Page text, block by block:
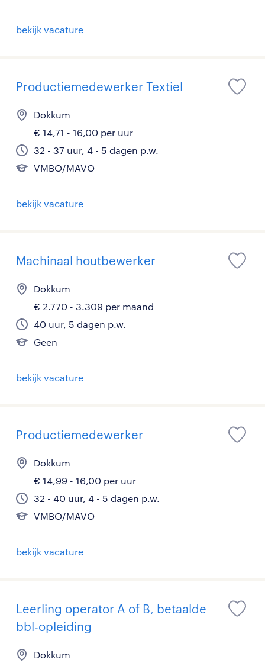
bekijk vacature
Productiemedewerker Textiel
Dokkum
€ 14,71 - 16,00 per uur
32 - 37 uur, 4 - 5 dagen p.w.
VMBO/MAVO
bekijk vacature
Machinaal houtbewerker
Dokkum
€ 2.770 - 3.309 per maand
40 uur, 5 dagen p.w.
Geen
bekijk vacature
Productiemedewerker
Dokkum
€ 14,99 - 16,00 per uur
32 - 40 uur, 4 - 5 dagen p.w.
VMBO/MAVO
bekijk vacature
Leerling operator A of B, betaalde
bbl-opleiding
Dokkum